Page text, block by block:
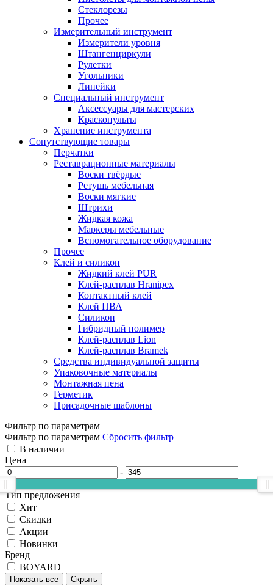
Стеклорезы
Прочее
Измерительный инструмент
Измерители уровня
Штангенциркули
Рулетки
Угольники
Линейки
Специальный инструмент
Аксессуары для мастерских
Краскопульты
Хранение инструмента
Сопутствующие товары
Перчатки
Реставрационные материалы
Воски твёрдые
Ретушь мебельная
Воски мягкие
Штрихи
Жидкая кожа
Маркеры мебельные
Вспомогательное оборудование
Прочее
Клей и силикон
Жидкий клей PUR
Клей-расплав Hranipex
Контактный клей
Клей ПВА
Силикон
Гибридный полимер
Клей-расплав Lion
Клей-расплав Bramek
Средства индивидуальной защиты
Упаковочные материалы
Монтажная пена
Герметик
Присадочные шаблоны
Фильтр по параметрам
Фильтр по параметрам Сбросить фильтр
В наличии
Цена
-
Тип предложения
Хит
Скидки
Акции
Новинки
Бренд
BOYARD
Показать все Скрыть